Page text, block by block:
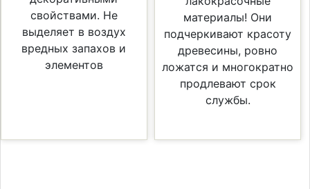
свойствами. Не
выделяет в воздух
вредных запахов и
элементов
материалы! Они
подчеркивают красоту
древесины, ровно
ложатся и многократно
продлевают срок
службы.